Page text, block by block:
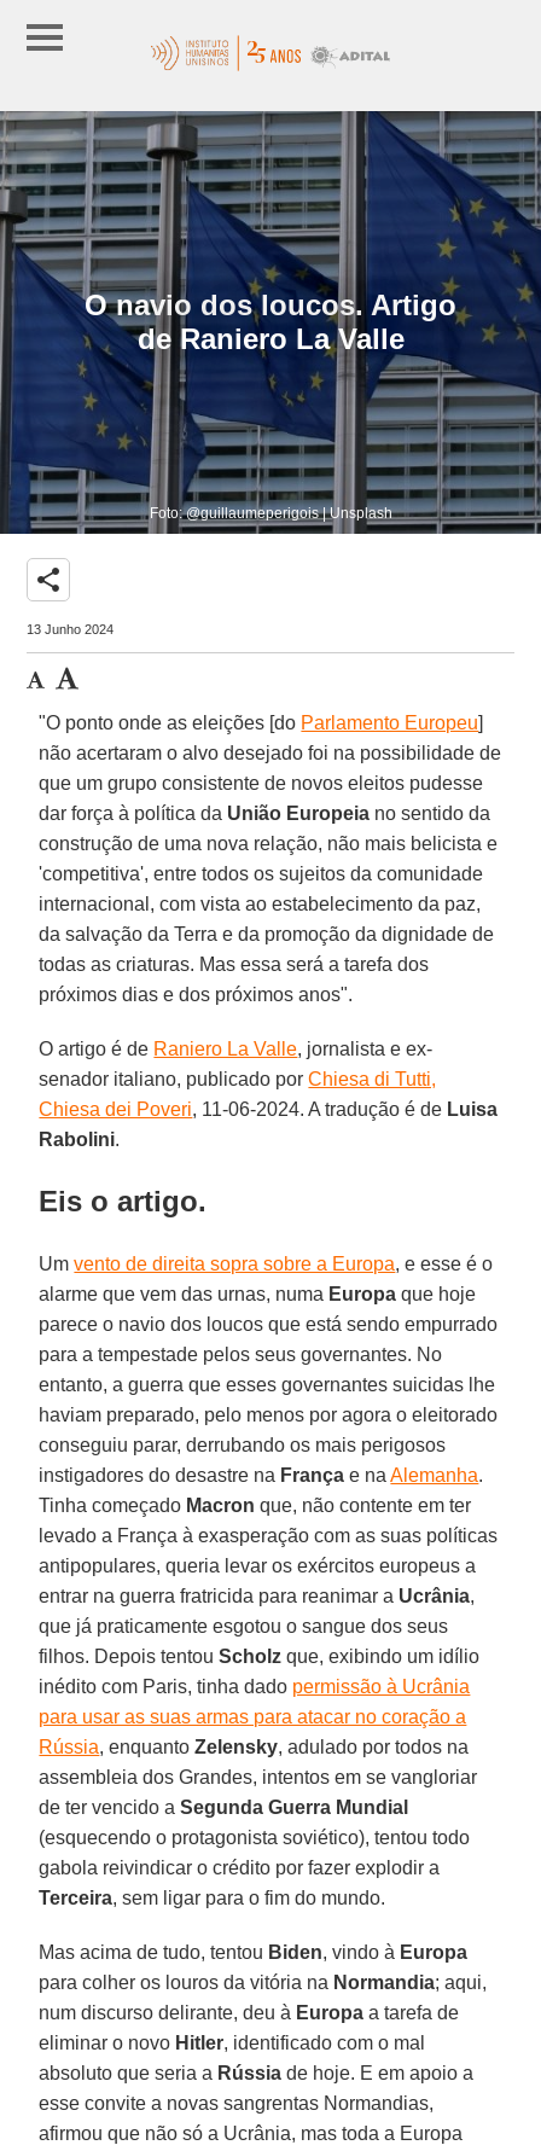
O navio dos loucos. Artigo
de Raniero La Valle
Foto: @guillaumeperigois | Unsplash
share
13 Junho 2024
"O ponto onde as eleições [do Parlamento Europeu]
não acertaram o alvo desejado foi na possibilidade de
que um grupo consistente de novos eleitos pudesse
dar força à política da União Europeia no sentido da
construção de uma nova relação, não mais belicista e
'competitiva', entre todos os sujeitos da comunidade
internacional, com vista ao estabelecimento da paz,
da salvação da Terra e da promoção da dignidade de
todas as criaturas. Mas essa será a tarefa dos
próximos dias e dos próximos anos".
O artigo é de Raniero La Valle, jornalista e ex-
senador italiano, publicado porChiesa di Tutti,
Chiesa dei Poveri, 11-06-2024. A tradução é de Luisa
Rabolini.
Eis o artigo.
Umvento de direita sopra sobre a Europa, e esse é o
alarme que vem das urnas, numa Europa que hoje
parece o navio dos loucos que está sendo empurrado
para a tempestade pelos seus governantes. No
entanto, a guerra que esses governantes suicidas lhe
haviam preparado, pelo menos por agora o eleitorado
conseguiu parar, derrubando os mais perigosos
instigadores do desastre na França e naAlemanha.
Tinha começado Macron que, não contente em ter
levado a França à exasperação com as suas políticas
antipopulares, queria levar os exércitos europeus a
entrar na guerra fratricida para reanimar a Ucrânia,
que já praticamente esgotou o sangue dos seus
filhos. Depois tentouScholz que, exibindo um idílio
inédito com Paris, tinha dado permissão à Ucrânia
para usar as suas armas para atacar no coração a
Rússia, enquantoZelensky, adulado por todos na
assembleia dos Grandes, intentos em se vangloriar
de ter vencido aSegunda Guerra Mundial
(esquecendo o protagonista soviético), tentou todo
gabola reivindicar o crédito por fazer explodir a
Terceira, sem ligar para o fim do mundo.
Mas acima de tudo, tentou Biden, vindo à Europa
para colher os louros da vitória na Normandia; aqui,
num discurso delirante, deu à Europa a tarefa de
eliminar o novo Hitler, identificado com o mal
absoluto que seria a Rússia de hoje. E em apoio a
esse convite a novas sangrentas Normandias,
afirmou que não só a Ucrânia, mas toda a Europa